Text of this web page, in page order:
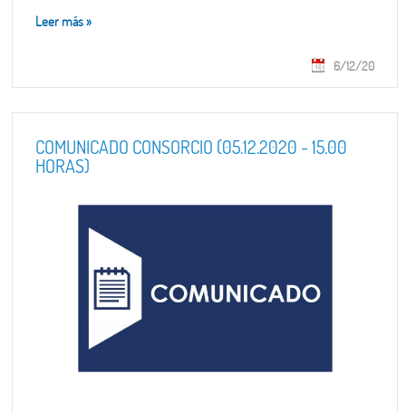
Leer más»
6/12/20
COMUNICADO CONSORCIO (05.12.2020 - 15.00
HORAS)